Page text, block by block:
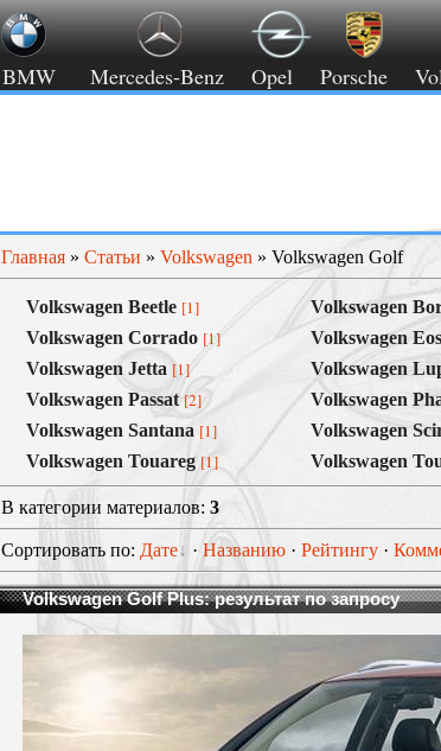
BMW Mercedes-Benz Opel Porsche
Главная » Статьи » Volkswagen » Volkswagen Golf
Volkswagen Beetle [1] Volkswagen
Volkswagen Corrado [1] Volkswagen Eos
Volkswagen Jetta [1] Volkswagen
Volkswagen Passat [2] Volkswagen
Volkswagen Santana [1] Volkswagen
Volkswagen Touareg [1] Volkswagen
В категории материалов: 3
Сортировать по: Дате · Названию · Рейтингу ·
Volkswagen Golf Plus: результат по запросу